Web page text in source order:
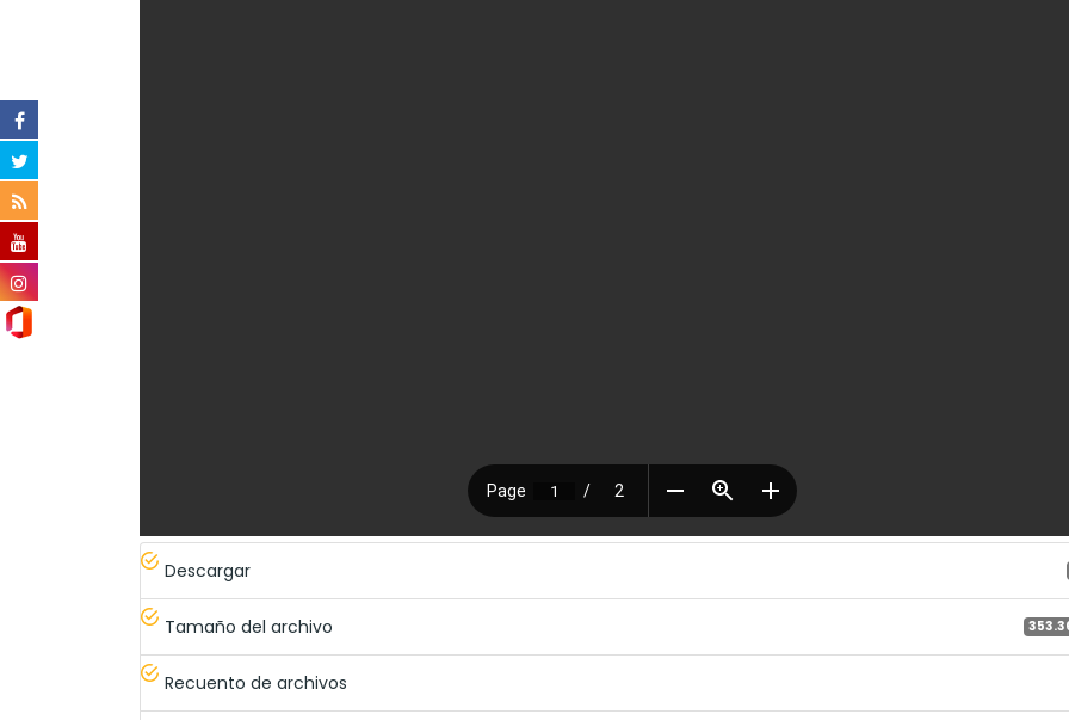
Descargar
Tamaño del archivo
Recuento de archivos